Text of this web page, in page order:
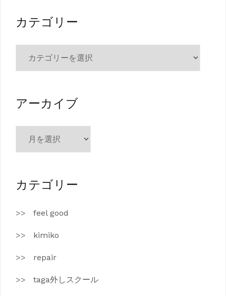
カテゴリー
ゴ
ー
アーカイブ
カ
ブ
カテゴリー
feel good
kimiko
repair
taga外しスクール